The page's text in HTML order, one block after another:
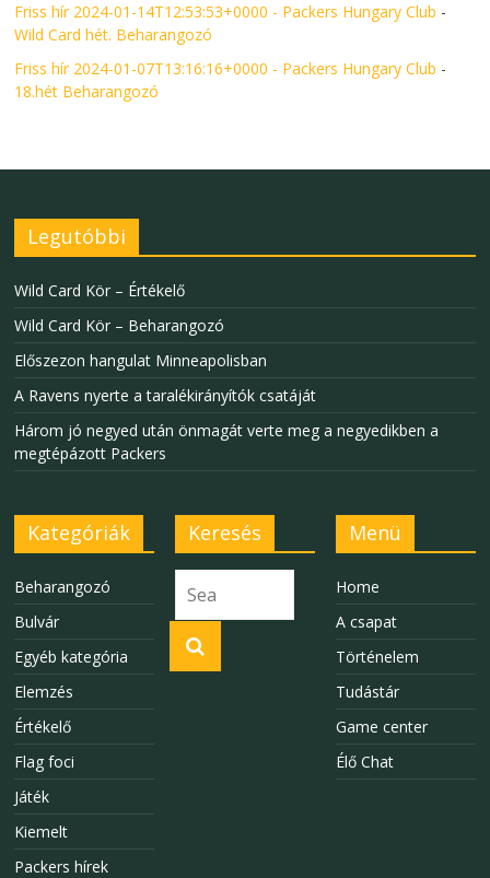
Friss hír 2024-01-14T12:53:53+0000 - Packers Hungary Club -
Wild Card hét. Beharangozó
Friss hír 2024-01-07T13:16:16+0000 - Packers Hungary Club -
18.hét Beharangozó
Legutóbbi
Wild Card Kör – Értékelő
Wild Card Kör – Beharangozó
Előszezon hangulat Minneapolisban
A Ravens nyerte a taralékirányítók csatáját
Három jó negyed után önmagát verte meg a negyedikben a
megtépázott Packers
Kategóriák
Beharangozó
Bulvár
Egyéb kategória
Elemzés
Értékelő
Flag foci
Játék
Kiemelt
Packers hírek
Keresés Menü
Home
A csapat
Történelem
Tudástár
Game center
Élő Chat